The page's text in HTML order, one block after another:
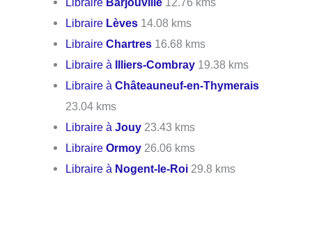
Libraire Lèves 14.08 kms
LibraireChartres 16.68 kms
Libraire à Illiers-Combray 19.38 kms
Libraire àChâteauneuf-en-Thymerais
23.04 kms
Libraire àJouy 23.43 kms
LibraireOrmoy 26.06 kms
Libraire à Nogent-le-Roi 29.8 kms